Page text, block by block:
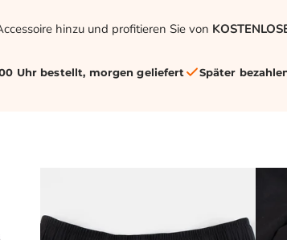
hinzu und profitieren Sie von
Uhr bestellt, morgen geliefert Später